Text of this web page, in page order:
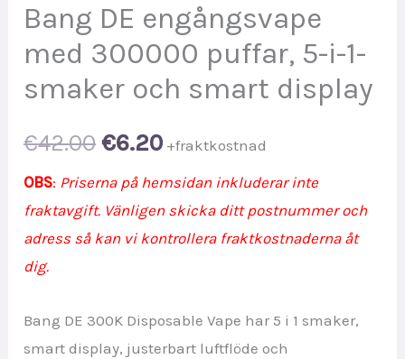
Bang DE engångsvape
med 300000 puffar, 5-i-1-
smaker och smart display
€42.00 Original
price
was:
€6.20Current
price
+fraktkostnad
OBS: Priserna på hemsidan inkluderar inte
fraktavgift. Vänligen skicka ditt postnummer och
adress så kan vi kontrollera fraktkostnaderna åt
dig.
Bang DE 300K Disposable Vape har 5 i 1 smaker,
smart display, justerbart luftflöde och